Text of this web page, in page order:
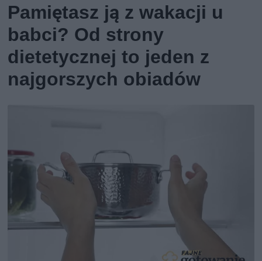
Pamiętasz ją z wakacji u
babci? Od strony
dietetycznej to jeden z
najgorszych obiadów